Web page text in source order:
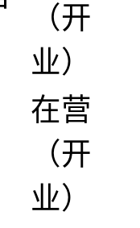
（开
业）
在营
（开
业）